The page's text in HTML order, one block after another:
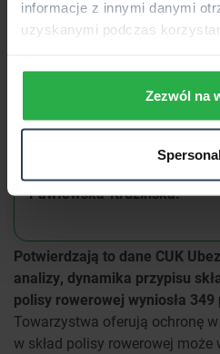
informacje z innymi danymi
uzyskanymi podczas
Zezwól na
przestrzeni miejskiej np.
rowerowego. -
ubezpieczeniowa Polaków
po niestandardowe
przypadku ubezpieczeń dla
Pawłowska-Kruzińska.
Potwierdzają to dane CUK
analizy, dynamika przypisu
polisy rowerowej wyniosła 349
Towarzystwa oferują ochronę
w skład polisy rowerowej